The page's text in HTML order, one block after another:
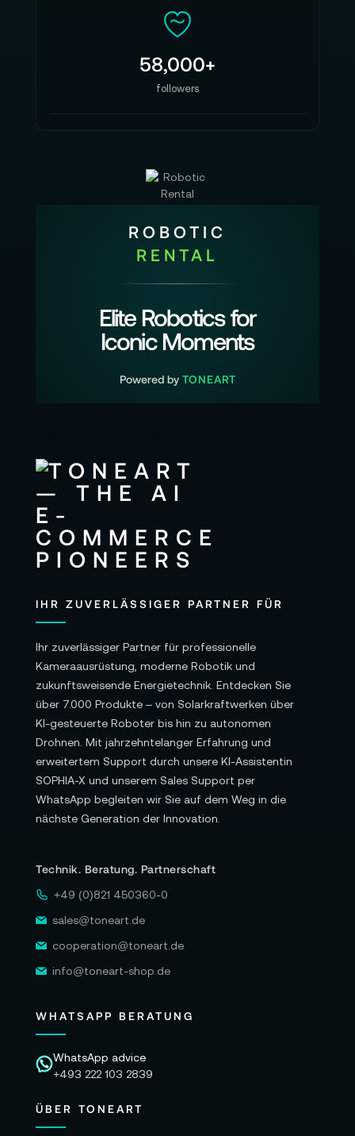
58,000+
followers
ROBOTIC
RENTAL
Elite Robotics for
Iconic Moments
Powered by TONEART
IHR ZUVERLÄSSIGER PARTNER FÜR
Ihr zuverlässiger Partner für professionelle
Kameraausrüstung, moderne Robotik und
zukunftsweisende Energietechnik. Entdecken Sie
über 7.000 Produkte – von Solarkraftwerken über
KI-gesteuerte Roboter bis hin zu autonomen
Drohnen. Mit jahrzehntelanger Erfahrung und
erweitertem Support durch unsere KI-Assistentin
SOPHIA-X und unserem Sales Support per
WhatsApp begleiten wir Sie auf dem Weg in die
nächste Generation der Innovation.
Technik. Beratung. Partnerschaft
+49 (0)821 450360-0
sales@toneart.de
cooperation@toneart.de
info@toneart-shop.de
WHATSAPP BERATUNG
WhatsApp advice
+493 222 103 2839
ÜBER TONEART